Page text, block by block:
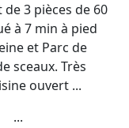
3 pièces de 60
à 7 min à pied
et Parc de
sceaux. Très
ouvert ...
...